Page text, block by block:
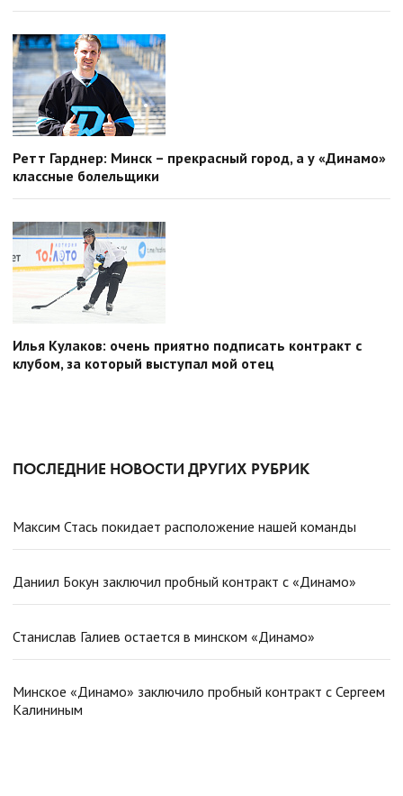
Ретт Гарднер: Минск – прекрасный город, а у «Динамо»
классные болельщики
Илья Кулаков: очень приятно подписать контракт с
клубом, за который выступал мой отец
ПОСЛЕДНИЕ НОВОСТИ ДРУГИХ РУБРИК
Максим Стась покидает расположение нашей команды
Даниил Бокун заключил пробный контракт с «Динамо»
Станислав Галиев остается в минском «Динамо»
Минское «Динамо» заключило пробный контракт с Сергеем
Калининым